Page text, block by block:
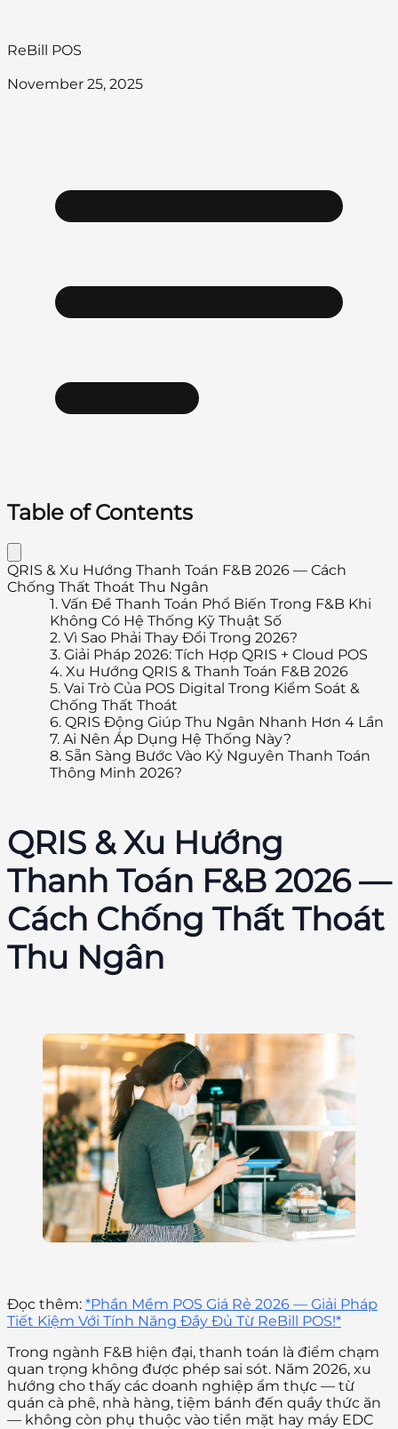
ReBill POS
November 25, 2025
Table of Contents
QRIS & Xu Hướng Thanh Toán F&B 2026 — Cách
Chống Thất Thoát Thu Ngân
1. Vấn Đề Thanh Toán Phổ Biến Trong F&B Khi
Không Có Hệ Thống Kỹ Thuật Số
2. Vì Sao Phải Thay Đổi Trong 2026?
3. Giải Pháp 2026: Tích Hợp QRIS + Cloud POS
4. Xu Hướng QRIS & Thanh Toán F&B 2026
5. Vai Trò Của POS Digital Trong Kiểm Soát &
Chống Thất Thoát
6. QRIS Động Giúp Thu Ngân Nhanh Hơn 4 Lần
7. Ai Nên Áp Dụng Hệ Thống Này?
8. Sẵn Sàng Bước Vào Kỷ Nguyên Thanh Toán
Thông Minh 2026?
QRIS & Xu Hướng
Thanh Toán F&B 2026 —
Cách Chống Thất Thoát
Thu Ngân
Đọc thêm: *Phần Mềm POS Giá Rẻ 2026 — Giải Pháp
Tiết Kiệm Với Tính Năng Đầy Đủ Từ ReBill POS!*
Trong ngành F&B hiện đại, thanh toán là điểm chạm
quan trọng không được phép sai sót. Năm 2026, xu
hướng cho thấy các doanh nghiệp ẩm thực — từ
quán cà phê, nhà hàng, tiệm bánh đến quầy thức ăn
— không còn phụ thuộc vào tiền mặt hay máy EDC